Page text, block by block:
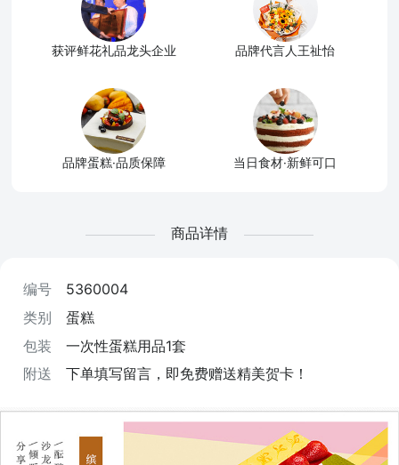
获评鲜花礼品龙头企业 品牌代言人王祉怡
品牌蛋糕·品质保障 当日食材·新鲜可口
商品详情
编号
5360004
类别
蛋糕
包装
一次性蛋糕用品1套
附送
下单填写留言，即免费赠送精美贺卡！